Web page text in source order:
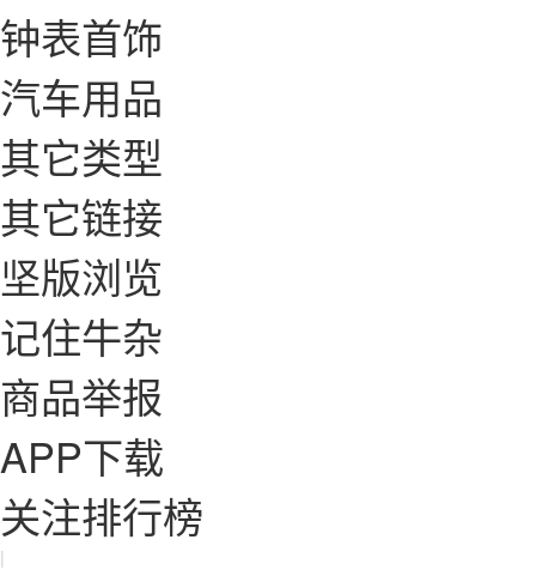
钟表首饰
汽车用品
其它类型
其它链接
坚版浏览
记住牛杂
商品举报
APP下载
关注排行榜
|